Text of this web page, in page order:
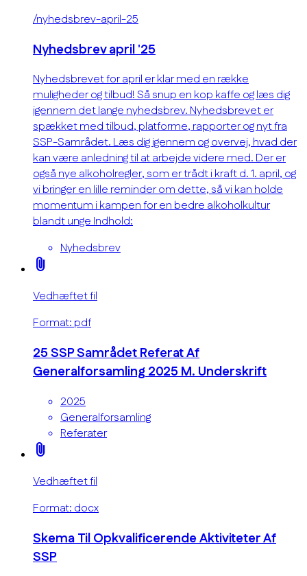
/nyhedsbrev-april-25
Nyhedsbrev april '25
Nyhedsbrevet for april er klar med en række
muligheder og tilbud! Så snup en kop kaffe og læs dig
igennem det lange nyhedsbrev. Nyhedsbrevet er
spækket med tilbud, platforme, rapporter og nyt fra
SSP-Samrådet. Læs dig igennem og overvej, hvad der
kan være anledning til at arbejde videre med. Der er
også nye alkoholregler, som er trådt i kraft d. 1. april, og
vi bringer en lille reminder om dette, så vi kan holde
momentum i kampen for en bedre alkoholkultur
blandt unge Indhold:
Nyhedsbrev
attach_file
Vedhæftet fil
Format: pdf
25 SSP Samrådet Referat Af
Generalforsamling 2025 M. Underskrift
2025
Generalforsamling
Referater
attach_file
Vedhæftet fil
Format: docx
Skema Til Opkvalificerende Aktiviteter Af
SSP